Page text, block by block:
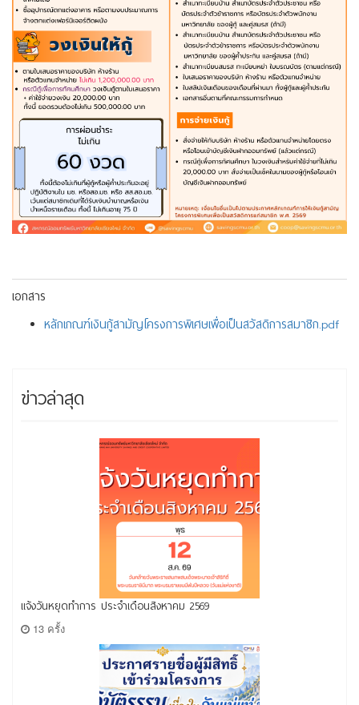
เอกสาร
หลักเกณฑ์เงินกู้สามัญโครงการพิเศษเพื่อเป็นสวัสดิการสมาชิก.pdf
ข่าวล่าสุด
แจ้งวันหยุดทำการ ประจำเดือนสิงหาคม 2569
13 ครั้ง